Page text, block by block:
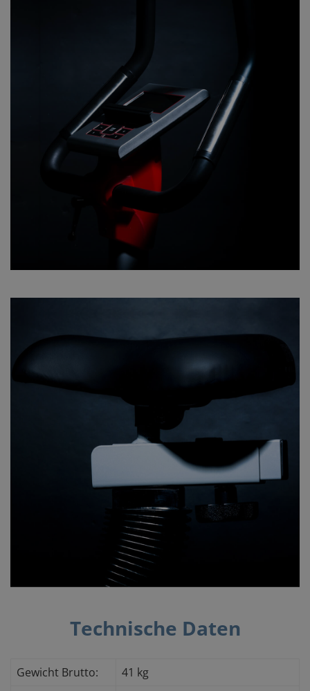
Technische Daten
Gewicht Brutto:
41 kg